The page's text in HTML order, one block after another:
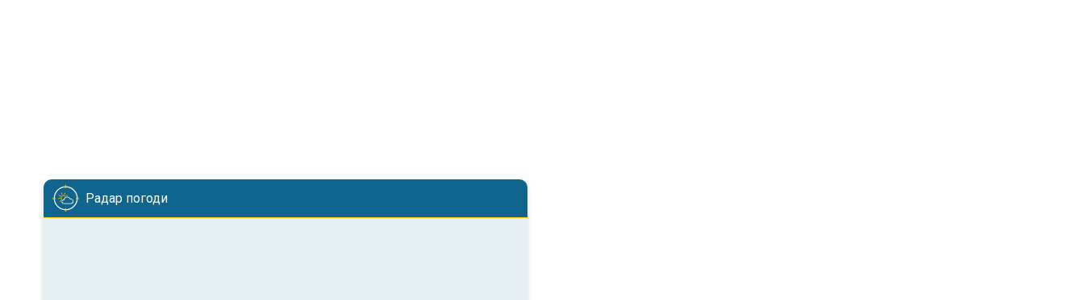
Радар погоди